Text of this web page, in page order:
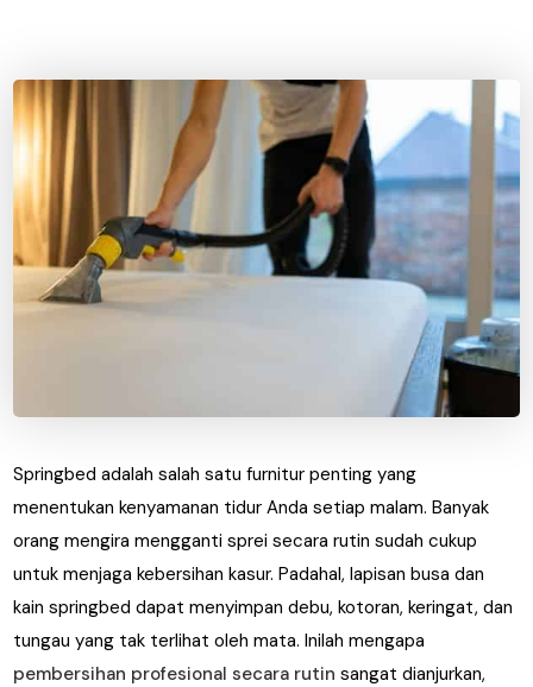
Springbed adalah salah satu furnitur penting yang
menentukan kenyamanan tidur Anda setiap malam. Banyak
orang mengira mengganti sprei secara rutin sudah cukup
untuk menjaga kebersihan kasur. Padahal, lapisan busa dan
kain springbed dapat menyimpan debu, kotoran, keringat, dan
tungau yang tak terlihat oleh mata. Inilah mengapa
pembersihan profesional secara rutin sangat dianjurkan,